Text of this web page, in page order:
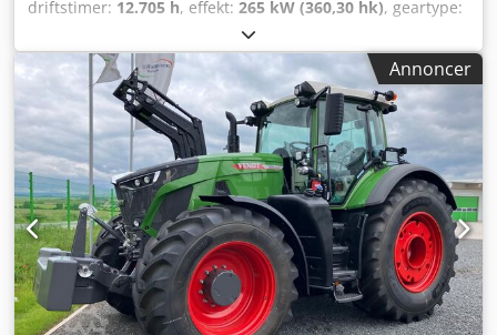
driftstimer: 12.705 h, effekt: 265 kW (360,30 hk), geartype:
, brændstoftype:diesel
06/2008, farve:anden, Udstyr:klimaanlæg, = Yderligere
muligheder og ekstraudstyr = - 1 brændstoftank - ABS-
bremser - Armlæn - Tykkere aksler - Hydraulik -
Navreduktion - Radio - Spærredifferentiale - Dagskabine -
Kraftudtag Chodszph Ryopfx Afuoa = Yderligere
oplysninger = Generelle oplysninger Kabine: Dag Tekniske
oplysninger Motorens slagvolumen: 7.145 cm³ Drivlinje
Drivtype: Hjul Akselkonfiguration Bremser: Tromlebremser
Foraksel: Spærredifferentiale; Styrbar; Dækmønster: 80 %
Bagaksel: Dobbeltmonterede dæk; Spærredifferentiale;
Dækmønster: 70 % Vægte Egenvægt: 10.000 kg Tilladt
nyttelast: 3.350 kg Totalvægt: 13.350 kg Maks. trækkraft:
Annoncer